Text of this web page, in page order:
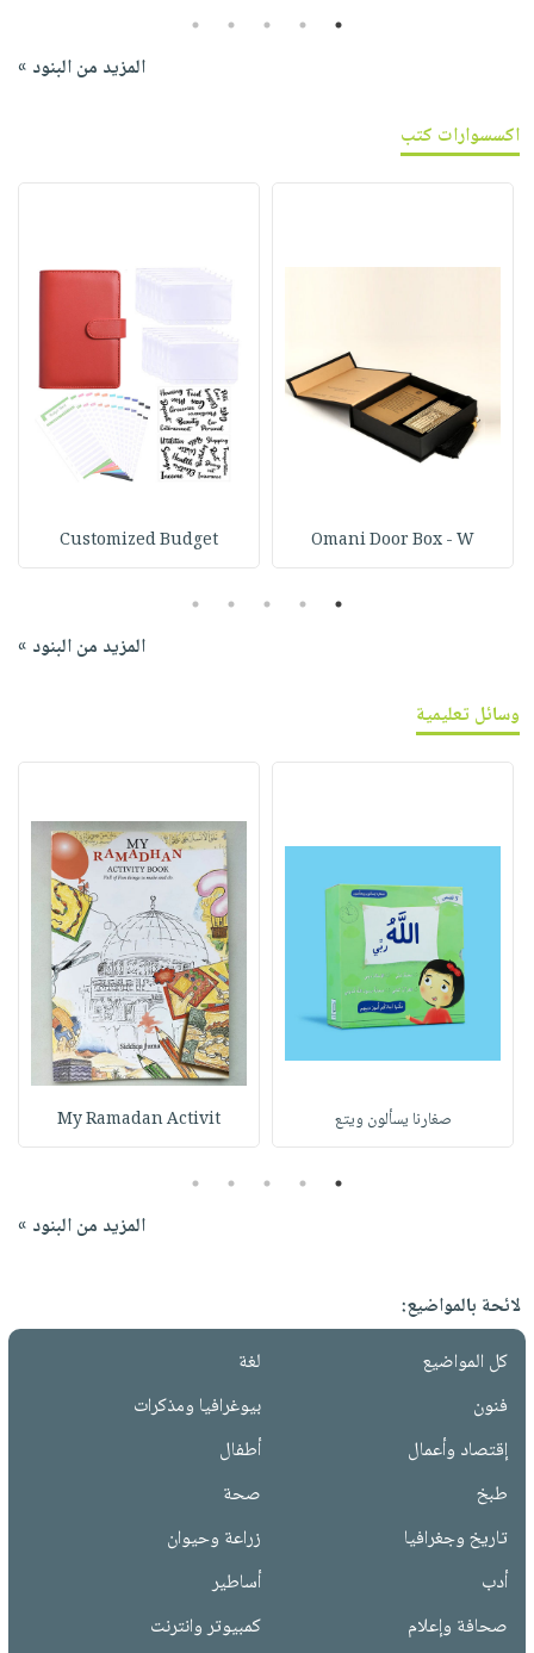
1
2
3
4
5
المزيد من البنود »
اكسسوارات كتب
Omani Door Box - W
Customized Budget
1
2
3
4
5
المزيد من البنود »
وسائل تعليمية
صغارنا يسألون ويتع My Ramadan Activit
1
2
3
4
5
المزيد من البنود »
لائحة بالمواضيع:
كل المواضيع
لغة
فنون
بيوغرافيا ومذكرات
إقتصاد وأعمال
أطفال
طبخ
صحة
تاريخ وجغرافيا
زراعة وحيوان
أدب
أساطير
صحافة وإعلام
كمبيوتر وانترنت